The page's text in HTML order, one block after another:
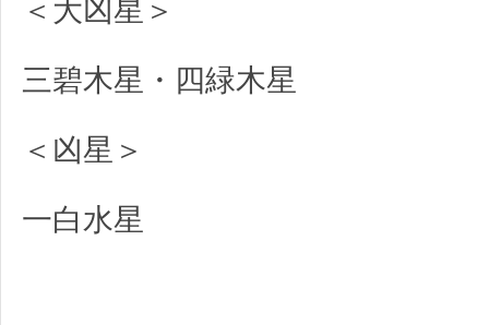
＜大凶星＞
三碧木星・四緑木星
＜凶星＞
一白水星